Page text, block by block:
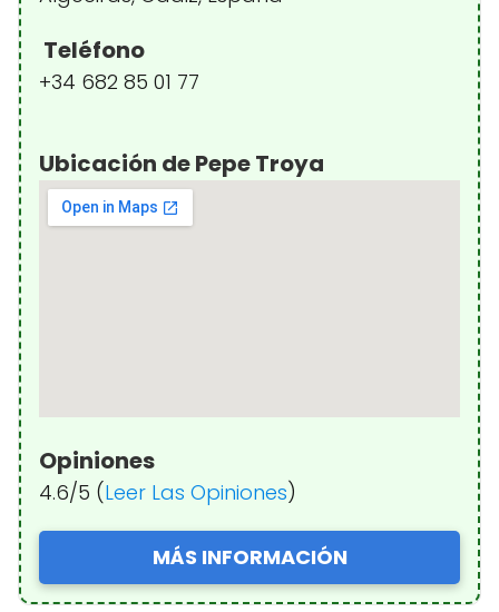
Teléfono
+34 682 85 01 77
Ubicación de Pepe Troya
Opiniones
4.6/5 (Leer Las Opiniones)
MÁS INFORMACIÓN